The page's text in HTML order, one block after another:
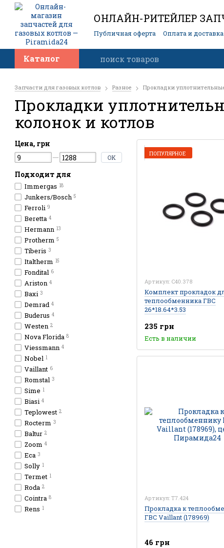
ОНЛАЙН-РИТЕЙЛЕР
Публичная оферта Оплата и доставка
Каталог
Запчасти для газовых котлов Разное Прокладки
Прокладки
колонок и котлов
ПОПУЛЯРНОЕ
Артикул: C40.378
Комплект прокладок
теплообменника ГВС
26*18.64*3.53
235 грн
Есть в наличии
Артикул: T7.424
Прокладка к
ГВС Vaillant (178969)
46 грн
Цена, грн
OK
Подходит для
Immergas 18
Junkers/Bosch 5
Ferroli 9
Beretta 4
Hermann 13
Protherm 5
Tiberis 3
Italtherm 15
Fondital 6
Ariston 4
Baxi 3
Demrad 4
Buderus 4
Westen 2
Nova Florida 8
Viessmann 4
Nobel 1
Vaillant 6
Romstal 3
Sime 1
Biasi 4
Teplowest 2
Rocterm 3
Baltur 2
Zoom 4
Eca 3
Solly 1
Termet 1
Roda 2
Cointra 8
Rens 1